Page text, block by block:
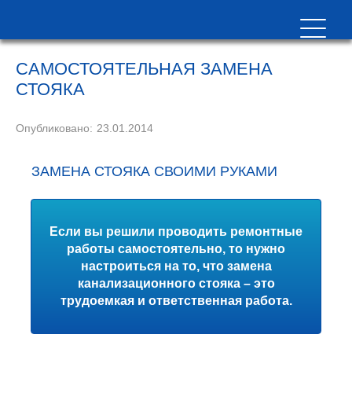
САМОСТОЯТЕЛЬНАЯ ЗАМЕНА
СТОЯКА
Опубликовано: 23.01.2014
ЗАМЕНА СТОЯКА СВОИМИ РУКАМИ
Если вы решили проводить ремонтные
работы самостоятельно, то нужно
настроиться на то, что замена
канализационного стояка – это
трудоемкая и ответственная работа.